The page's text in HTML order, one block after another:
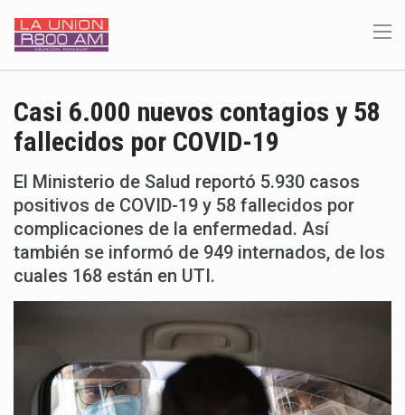
Casi 6.000 nuevos contagios y 58
fallecidos por COVID-19
El Ministerio de Salud reportó 5.930 casos
positivos de COVID-19 y 58 fallecidos por
complicaciones de la enfermedad. Así
también se informó de 949 internados, de los
cuales 168 están en UTI.